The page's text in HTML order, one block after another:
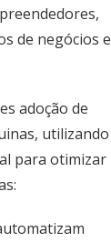
de negócios e
adoção de
utilizando
para otimizar